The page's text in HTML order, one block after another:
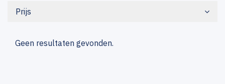
Prijs
Geen resultaten gevonden.